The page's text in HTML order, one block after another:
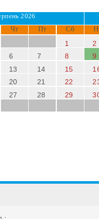
2026
Чт Пт Сб
1
2
6 7 8
9
13 14 15
20 21 22
27 28 29